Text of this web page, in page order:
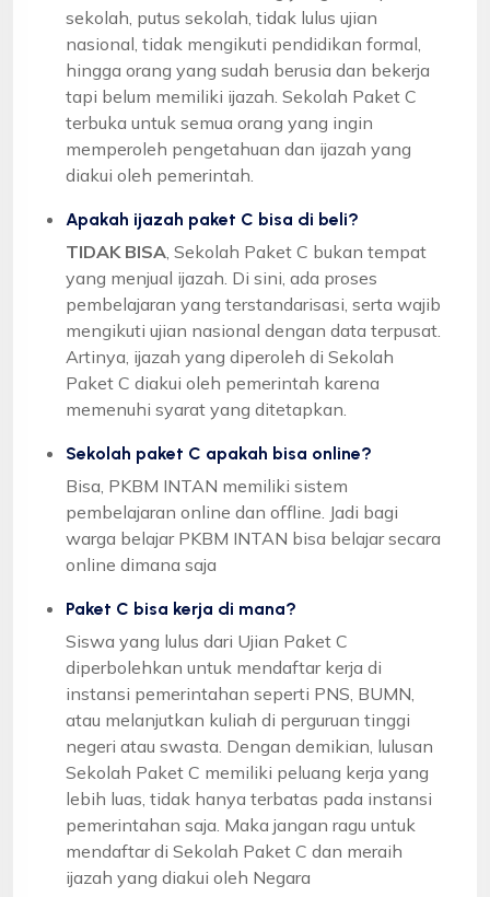
sekolah, putus sekolah, tidak lulus ujian
nasional, tidak mengikuti pendidikan formal,
hingga orang yang sudah berusia dan bekerja
tapi belum memiliki ijazah. Sekolah Paket C
terbuka untuk semua orang yang ingin
memperoleh pengetahuan dan ijazah yang
diakui oleh pemerintah.
Apakah ijazah paket C bisa di beli?
TIDAK BISA , Sekolah Paket C bukan tempat
yang menjual ijazah. Di sini, ada proses
pembelajaran yang terstandarisasi, serta wajib
mengikuti ujian nasional dengan data terpusat.
Artinya, ijazah yang diperoleh di Sekolah
Paket C diakui oleh pemerintah karena
memenuhi syarat yang ditetapkan.
Sekolah paket C apakah bisa online?
Bisa, PKBM INTAN memiliki sistem
pembelajaran online dan offline. Jadi bagi
warga belajar PKBM INTAN bisa belajar secara
online dimana saja
Paket C bisa kerja di mana?
Siswa yang lulus dari Ujian Paket C
diperbolehkan untuk mendaftar kerja di
instansi pemerintahan seperti PNS, BUMN,
atau melanjutkan kuliah di perguruan tinggi
negeri atau swasta. Dengan demikian, lulusan
Sekolah Paket C memiliki peluang kerja yang
lebih luas, tidak hanya terbatas pada instansi
pemerintahan saja. Maka jangan ragu untuk
mendaftar di Sekolah Paket C dan meraih
ijazah yang diakui oleh Negara